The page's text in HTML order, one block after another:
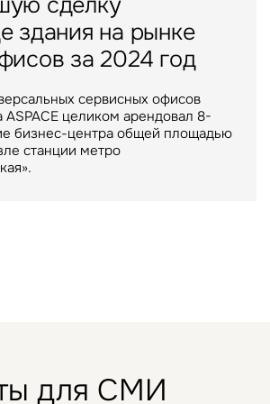
здания на рынке
за 2024 год
сервисных офисов
ASPACE целиком арендовал 8-
бизнес-центра общей площадью
станции метро
Холмогоры»
крупным
маркетплейс стал
в индустриальном парке
на северо-востоке Москвы
инвесторов
ТРЦ
общей площадью 205 тыс. кв.
девелопером Capital Partners
для СМИ